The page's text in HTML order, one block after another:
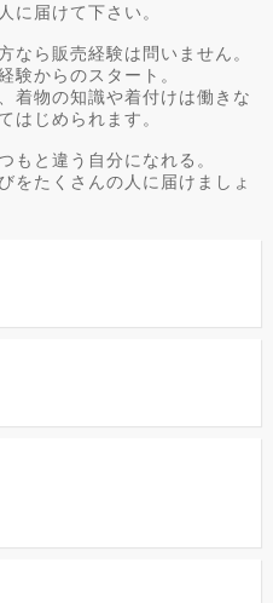
に届けて下さい。
なら販売経験は問いません。
験からのスタート。
着物の知識や着付けは働きな
はじめられます。
もと違う自分になれる。
をたくさんの人に届けましょ